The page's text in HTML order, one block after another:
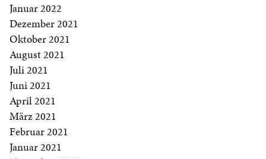
Januar 2022
Dezember 2021
Oktober 2021
August 2021
Juli 2021
Juni 2021
April 2021
März 2021
Februar 2021
Januar 2021